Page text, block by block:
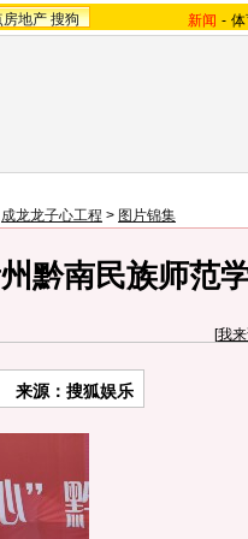
房地产 搜狗 新闻 -
成龙龙子心工程 > 图片锦集
黔南民族师范
[我
来源：搜狐娱乐